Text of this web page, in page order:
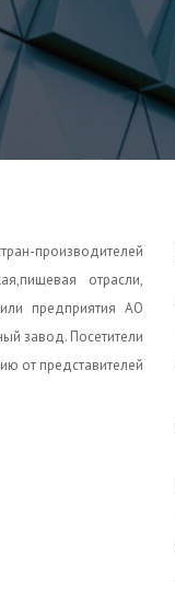
производителей
ая,пищевая отрасли,
предприятия АО
завод. Посетители
от представителей